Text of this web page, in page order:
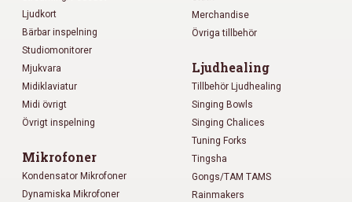
Ljudkort
Bärbar inspelning
Studiomonitorer
Mjukvara
Midiklaviatur
Midi övrigt
Övrigt inspelning
Mikrofoner
Kondensator Mikrofoner
Dynamiska Mikrofoner
Merchandise
Övriga tillbehör
Ljudhealing
Tillbehör Ljudhealing
Singing Bowls
Singing Chalices
Tuning Forks
Tingsha
Gongs/TAM TAMS
Rainmakers